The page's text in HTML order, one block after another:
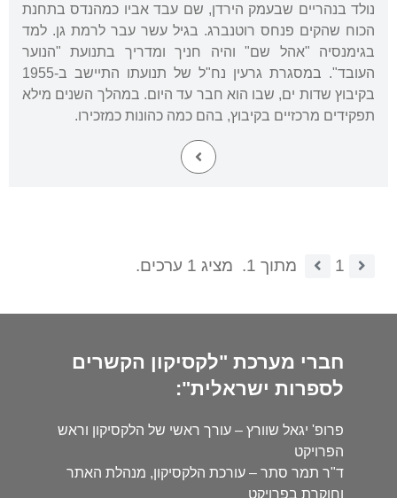
נולד בנהריים שבעמק הירדן, שם עבד אביו כמהנדס בתחנת
הכוח שהקים פנחס רוטנברג. בגיל עשר עבר לרמת גן. למד
בגימנסיה "אהל שם" והיה חניך ומדריך בתנועת "הנוער
העובד". במסגרת גרעין נח"ל של תנועתו התיישב ב-1955
בקיבוץ שדות ים, שבו הוא חבר עד היום. במהלך השנים מילא
תפקידים מרכזיים בקיבוץ, בהם כמה כהונות כמזכירו.
1 מתוך 1. מציג 1 ערכים.
חברי מערכת "לקסיקון הקשרים
לספרות ישראלית":
פרופ' יגאל שוורץ – עורך ראשי של הלקסיקון וראש
הפרויקט
ד"ר תמר סתר – עורכת הלקסיקון, מנהלת האתר
וחוקרת בפרויקט